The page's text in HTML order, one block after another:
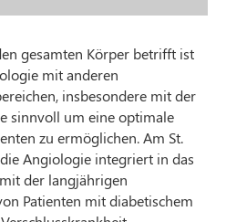
gesamten Körper betrifft ist
mit anderen
insbesondere mit der
sinnvoll um eine optimale
zu ermöglichen. Am St.
Angiologie integriert in das
der langjährigen
Patienten mit diabetischem